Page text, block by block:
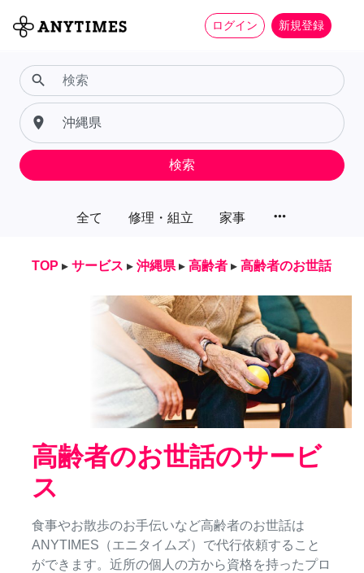
ログイン 新規登録
全て 修理・組立 家事 more_horiz
search
place
検索
TOP ▸ サービス ▸ 沖縄県 ▸ 高齢者 ▸ 高齢者のお世話
高齢者のお世話のサービ
ス
食事やお散歩のお手伝いなど高齢者のお世話は
ANYTIMES（エニタイムズ）で代行依頼すること
ができます。近所の個人の方から資格を持ったプロ